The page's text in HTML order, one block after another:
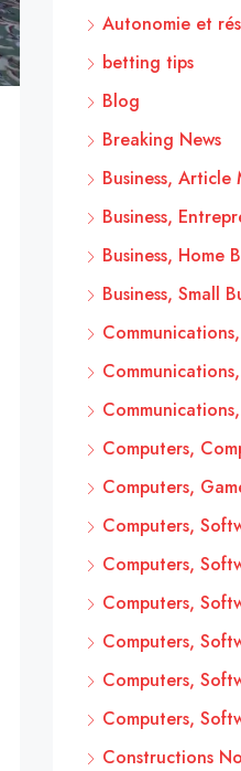
Autonomie et
betting tips
Blog
Breaking News
Business, Article
Business,
Business, Home
Business, Small
Computers,
Computers,
Computers,
Computers,
Computers,
Computers,
Computers,
Computers,
Constructions